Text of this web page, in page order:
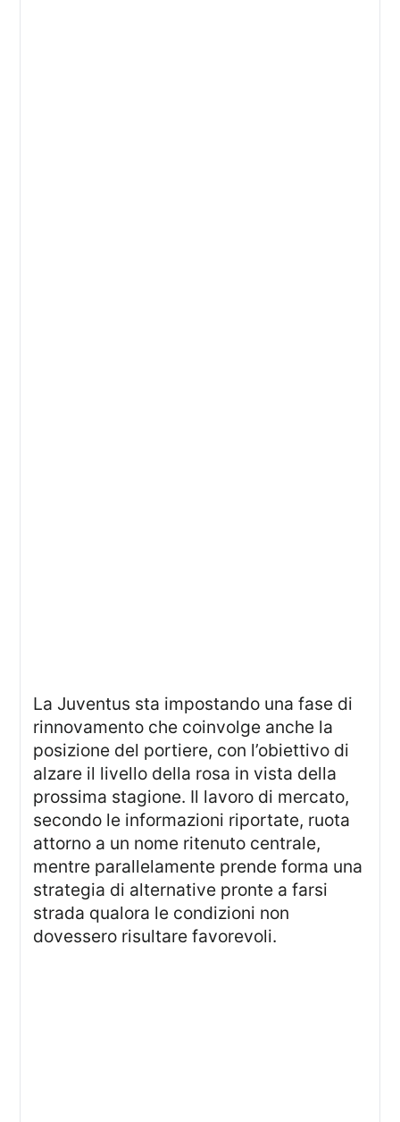
La Juventus sta impostando una fase di
rinnovamento che coinvolge anche la
posizione del portiere, con l’obiettivo di
alzare il livello della rosa in vista della
prossima stagione. Il lavoro di mercato,
secondo le informazioni riportate, ruota
attorno a un nome ritenuto centrale,
mentre parallelamente prende forma una
strategia di alternative pronte a farsi
strada qualora le condizioni non
dovessero risultare favorevoli.